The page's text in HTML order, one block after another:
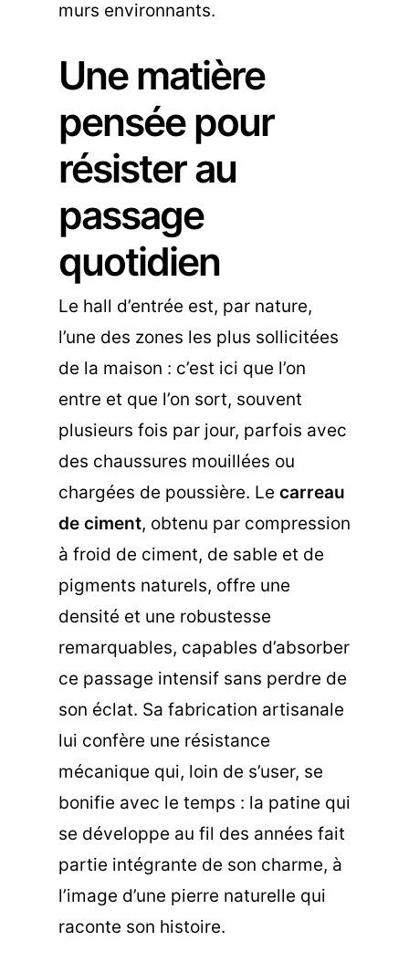
murs environnants.
Une matière
pensée pour
résister au
passage
quotidien
Le hall d’entrée est, par nature,
l’une des zones les plus sollicitées
de la maison : c’est ici que l’on
entre et que l’on sort, souvent
plusieurs fois par jour, parfois avec
des chaussures mouillées ou
chargées de poussière. Le carreau
de ciment, obtenu par compression
à froid de ciment, de sable et de
pigments naturels, offre une
densité et une robustesse
remarquables, capables d’absorber
ce passage intensif sans perdre de
son éclat. Sa fabrication artisanale
lui confère une résistance
mécanique qui, loin de s’user, se
bonifie avec le temps : la patine qui
se développe au fil des années fait
partie intégrante de son charme, à
l’image d’une pierre naturelle qui
raconte son histoire.